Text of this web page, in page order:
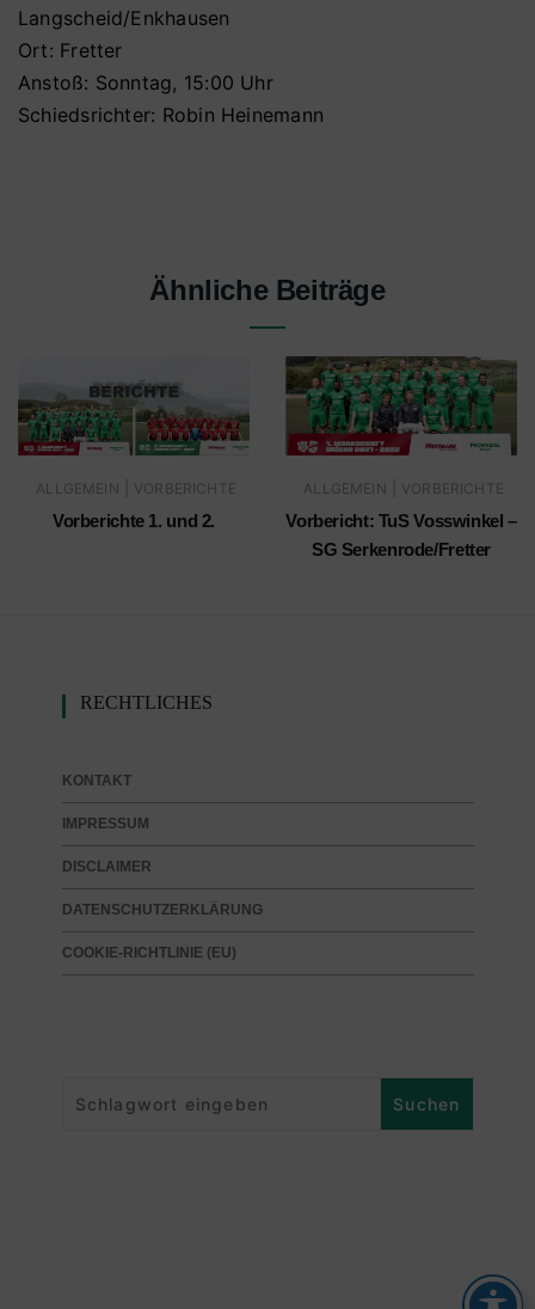
Langscheid/Enkhausen
Ort: Fretter
Anstoß: Sonntag, 15:00 Uhr
Schiedsrichter: Robin Heinemann
Ähnliche Beiträge
ALLGEMEIN VORBERICHTE
Vorberichte 1. und 2.
ALLGEMEIN VORBERICHTE
Vorbericht: TuS Vosswinkel –
SG Serkenrode/Fretter
RECHTLICHES
KONTAKT
IMPRESSUM
DISCLAIMER
DATENSCHUTZERKLÄRUNG
COOKIE-RICHTLINIE (EU)